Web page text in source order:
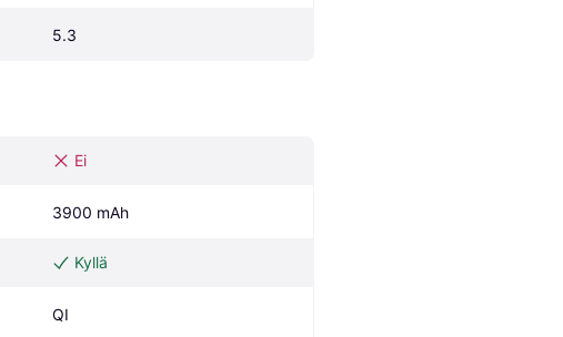
5.3
Ei
3900 mAh
Kyllä
QI